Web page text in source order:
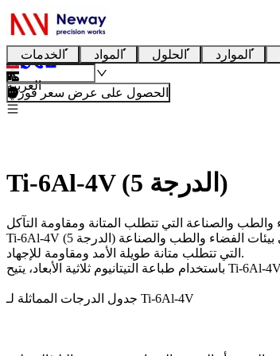
الخدمات المواد الحلول الموارد
العربية
الحصول على عرض سعر فوري
Ti-6Al-4V (الدرجة 5)
Ti-6Al-4V (الدرجة 5)
التي تتطلب متانة طويلة الأمد ومقاومة للإجهاد.
باستخدام طباعة التيتانيوم ثلاثية الأبعاد
جدول الدرجات المماثلة لـ Ti-6Al-4V